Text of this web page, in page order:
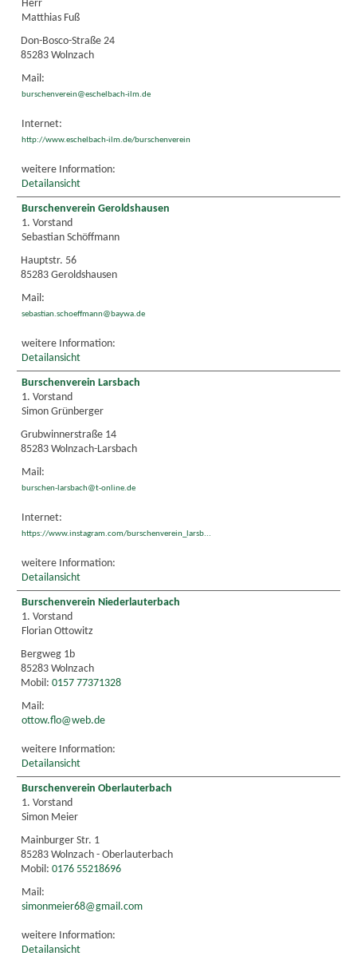
Herr
Matthias Fuß
Don-Bosco-Straße 24
85283 Wolnzach
Mail:
burschenverein@eschelbach-ilm.de
Internet:
http://www.eschelbach-ilm.de/burschenverein
weitere Information:
Detailansicht
Burschenverein Geroldshausen
1. Vorstand
Sebastian Schöffmann
Hauptstr. 56
85283 Geroldshausen
Mail:
sebastian.schoeffmann@baywa.de
weitere Information:
Detailansicht
Burschenverein Larsbach
1. Vorstand
Simon Grünberger
Grubwinnerstraße 14
85283 Wolnzach-Larsbach
Mail:
burschen-larsbach@t-online.de
Internet:
https://www.instagram.com/burschenverein_larsb...
weitere Information:
Detailansicht
Burschenverein Niederlauterbach
1. Vorstand
Florian Ottowitz
Bergweg 1b
85283 Wolnzach
Mobil: 0157 77371328
Mail:
ottow.flo@web.de
weitere Information:
Detailansicht
Burschenverein Oberlauterbach
1. Vorstand
Simon Meier
Mainburger Str. 1
85283 Wolnzach - Oberlauterbach
Mobil: 0176 55218696
Mail:
simonmeier68@gmail.com
weitere Information:
Detailansicht